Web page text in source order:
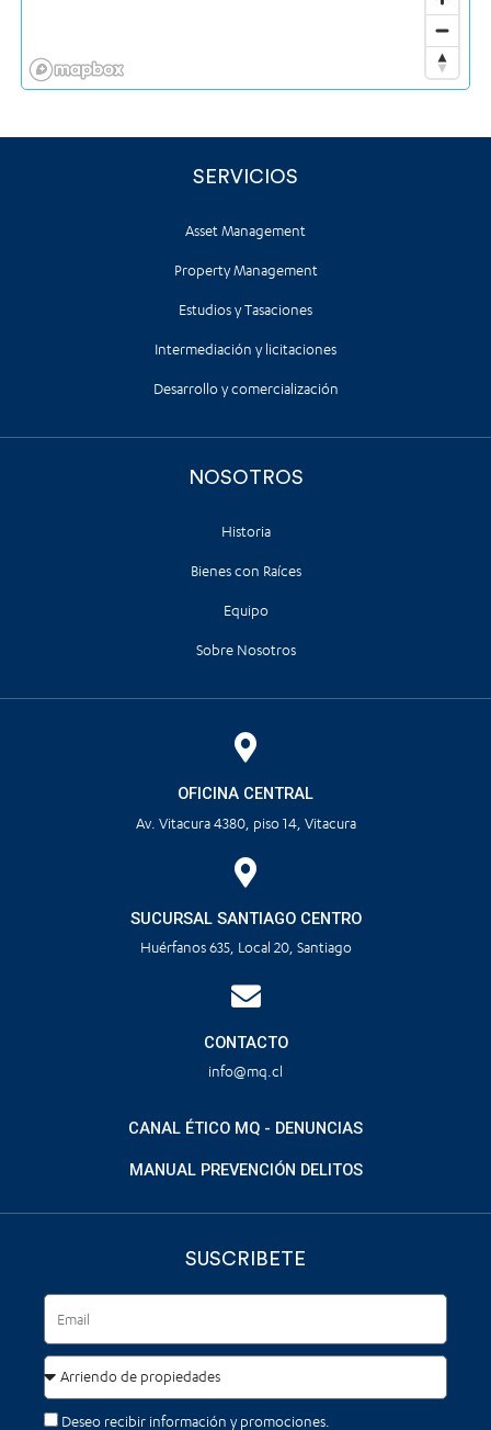
SERVICIOS
Asset Management
Property Management
Estudios y Tasaciones
Intermediación y licitaciones
Desarrollo y comercialización
NOSOTROS
Historia
Bienes con Raíces
Equipo
Sobre Nosotros
OFICINA CENTRAL
Av. Vitacura 4380, piso 14, Vitacura
SUCURSAL SANTIAGO CENTRO
Huérfanos 635, Local 20, Santiago
CONTACTO
info@mq.cl
CANAL ÉTICO MQ - DENUNCIAS
MANUAL PREVENCIÓN DELITOS
SUSCRIBETE
Deseo recibir información y promociones.